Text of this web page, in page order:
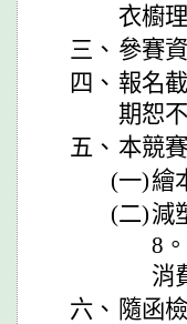
衣櫥
三、 參賽
四、 報名
期恕
五、 本競
(一)繪
(二)減
8
消
六、 隨函